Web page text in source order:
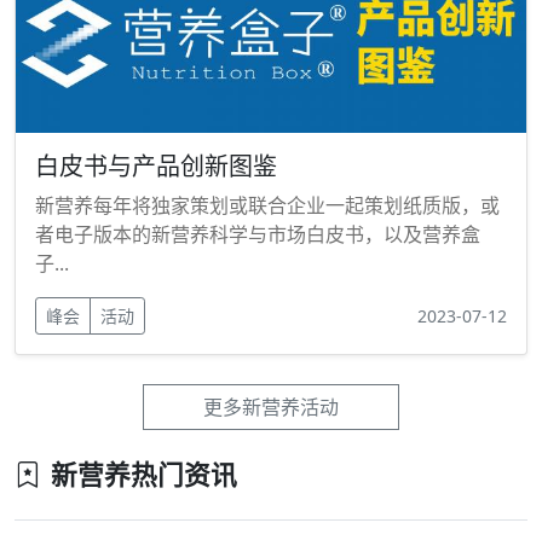
白皮书与产品创新图鉴
新营养每年将独家策划或联合企业一起策划纸质版，或
者电子版本的新营养科学与市场白皮书，以及营养盒
子...
峰会 活动 2023-07-12
更多新营养活动
新营养热门资讯